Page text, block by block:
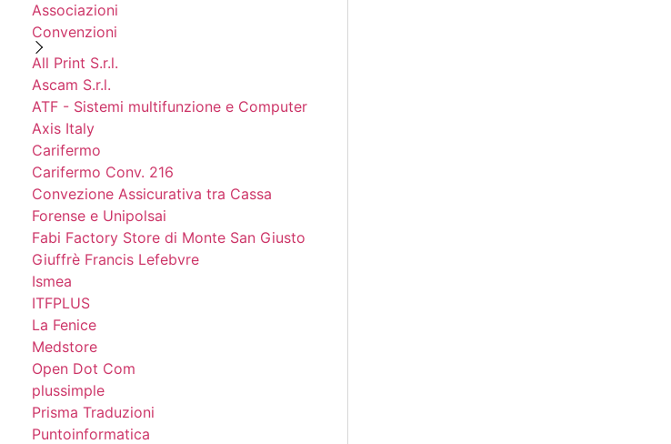
Associazioni
Convenzioni
All Print S.r.l.
Ascam S.r.l.
ATF - Sistemi multifunzione e Computer
Axis Italy
Carifermo
Carifermo Conv. 216
Convezione Assicurativa tra Cassa
Forense e Unipolsai
Fabi Factory Store di Monte San Giusto
Giuffrè Francis Lefebvre
Ismea
ITFPLUS
La Fenice
Medstore
Open Dot Com
plussimple
Prisma Traduzioni
Puntoinformatica